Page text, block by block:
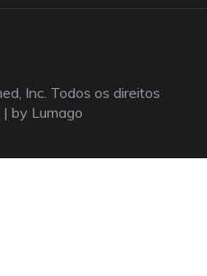
Inc. Todos os direitos
by Lumago